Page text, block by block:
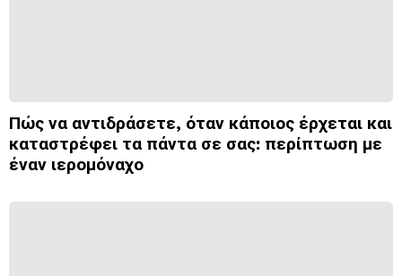
Πώς να αντιδράσετε, όταν κάποιος έρχεται και
καταστρέφει τα πάντα σε σας: περίπτωση με
έναν ιερομόναχο